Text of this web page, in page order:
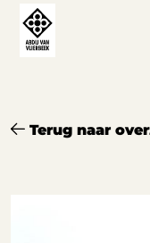
Terug naar
Cookies beheer